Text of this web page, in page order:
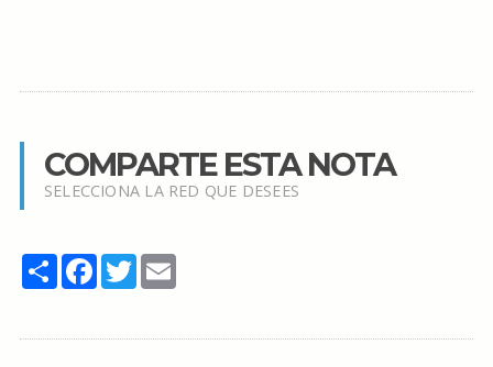
COMPARTE ESTA NOTA
SELECCIONA LA RED QUE DESEES
Share Facebook
TwitterEmail